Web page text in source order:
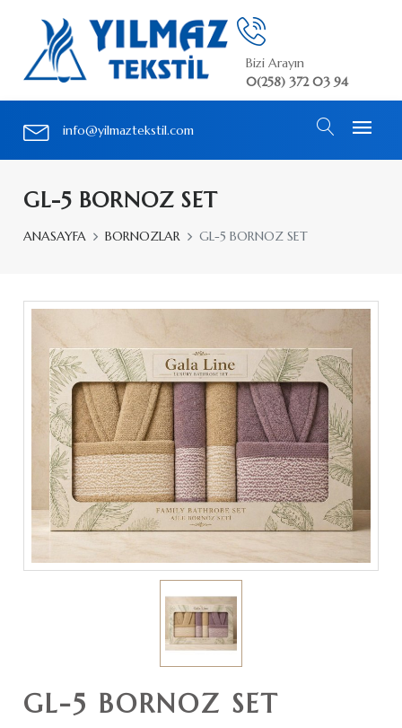
Bizi Arayın
0(258) 372 03 94
info@yilmaztekstil.com
GL-5 BORNOZ SET
ANASAYFA BORNOZLAR GL-5 BORNOZ SET
GL-5 BORNOZ SET